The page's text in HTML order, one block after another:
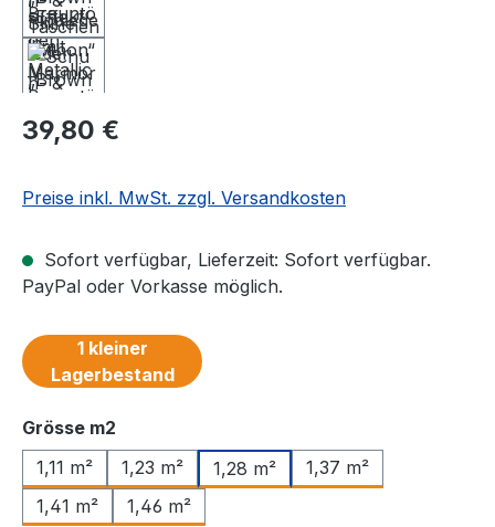
Regulärer Preis:
39,80 €
Preise inkl. MwSt. zzgl. Versandkosten
Sofort verfügbar, Lieferzeit: Sofort verfügbar.
PayPal oder Vorkasse möglich.
1 kleiner
Lagerbestand
Grösse m2
1,11 m²
1,23 m² 1,28 m²
1,37 m²
1,41 m²
1,46 m²